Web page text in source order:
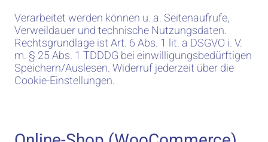
Verarbeitet werden können u. a. Seitenaufrufe,
Verweildauer und technische Nutzungsdaten.
Rechtsgrundlage ist Art. 6 Abs. 1 lit. a DSGVO i. V.
m. § 25 Abs. 1 TDDDG bei einwilligungsbedürftigen
Speichern/Auslesen. Widerruf jederzeit über die
Cookie-Einstellungen.